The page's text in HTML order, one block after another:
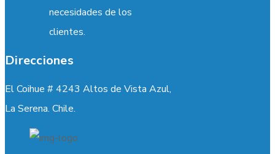
necesidades de los
clientes.
Direcciones
El Coihue # 4243 Altos de Vista Azul,
La Serena. Chile.